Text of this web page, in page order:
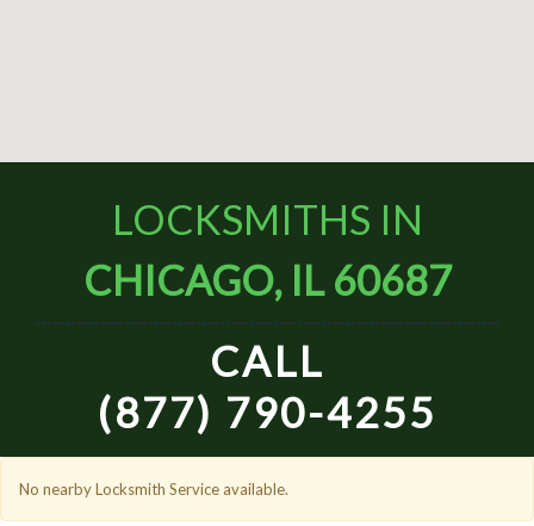
LOCKSMITHS IN
CHICAGO, IL 60687
CALL
(877) 790-4255
No nearby Locksmith Service available.